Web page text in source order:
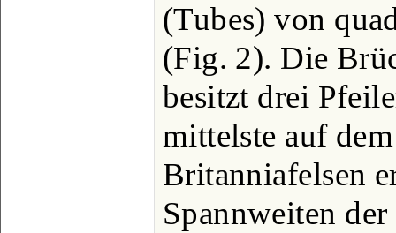
(Tubes) von
(Fig. 2). Die
besitzt drei
mittelste auf
Britanniafelsen
Spannweiten